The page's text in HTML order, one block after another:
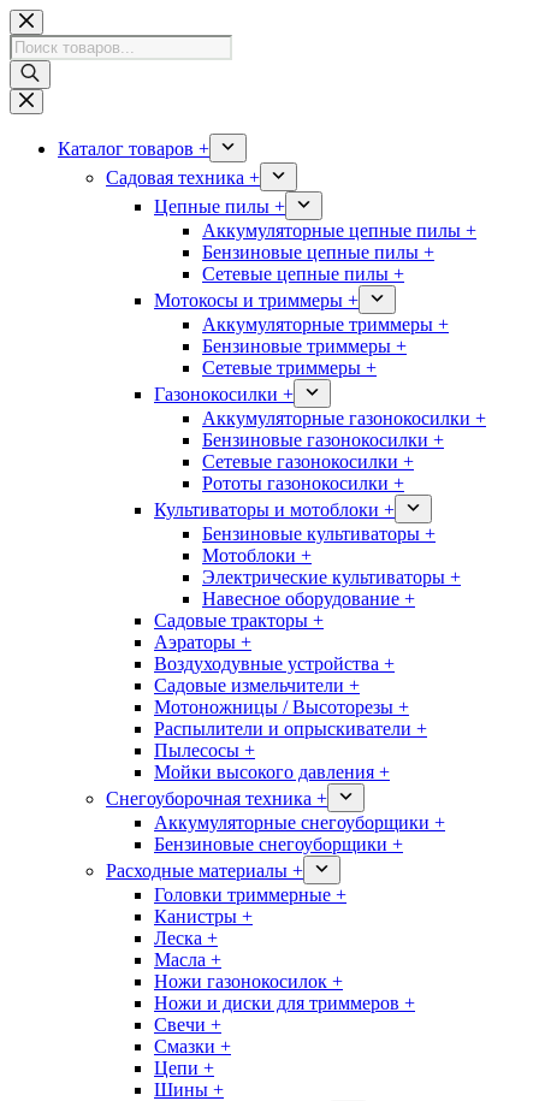
Перейти
к
сути
Поиск
товаров
Каталог товаров +
Садовая техника +
Цепные пилы +
Аккумуляторные цепные пилы +
Бензиновые цепные пилы +
Сетевые цепные пилы +
Мотокосы и триммеры +
Аккумуляторные триммеры +
Бензиновые триммеры +
Сетевые триммеры +
Газонокосилки +
Аккумуляторные газонокосилки +
Бензиновые газонокосилки +
Сетевые газонокосилки +
Рототы газонокосилки +
Культиваторы и мотоблоки +
Бензиновые культиваторы +
Мотоблоки +
Электрические культиваторы +
Навесное оборудование +
Садовые тракторы +
Аэраторы +
Воздуходувные устройства +
Садовые измельчители +
Мотоножницы / Высоторезы +
Распылители и опрыскиватели +
Пылесосы +
Мойки высокого давления +
Снегоуборочная техника +
Аккумуляторные снегоуборщики +
Бензиновые снегоуборщики +
Расходные материалы +
Головки триммерные +
Канистры +
Леска +
Масла +
Ножи газонокосилок +
Ножи и диски для триммеров +
Свечи +
Смазки +
Цепи +
Шины +